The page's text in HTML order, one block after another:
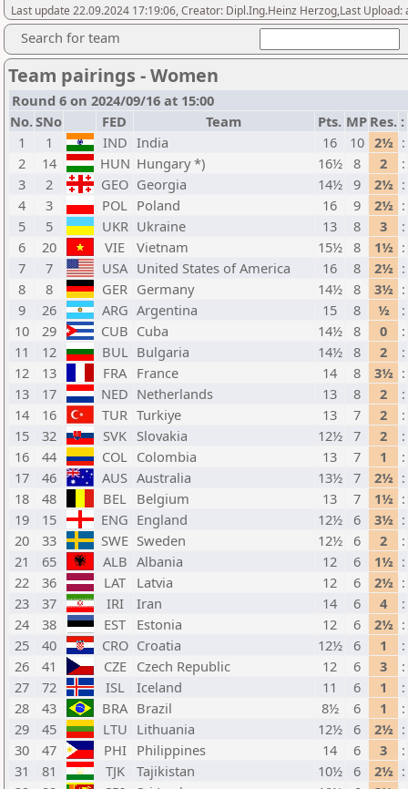
Last update 22.09.2024 17:19:06, Creator: Dipl.Ing.Heinz Herzog,Last Upload:
Search for team
Team pairings - Women
Round 6 on 2024/09/16 at 15:00
No.SNo FED Team Pts. MP Res. :
1
1 IND India 16 10 2½ :
2
14 HUN Hungary *) 16½ 8 2
:
3
2 GEO Georgia 14½ 9 2½ :
4
3 POL Poland 16 9 2½ :
5
5 UKR Ukraine 13 8 3
:
6
20 VIE Vietnam 15½ 8 1½ :
7
7 USA United States of America 16 8 2½ :
8
8 GER Germany 14½ 8 3½ :
9
26 ARG Argentina 15 8 ½
:
10
29 CUB Cuba 14½ 8 0
:
11
12 BUL Bulgaria 14½ 8 2
:
12
13 FRA France 14 8 3½ :
13
17 NED Netherlands 13 8 2
:
14
16 TUR Turkiye 13 7 2
:
15
32 SVK Slovakia 12½ 7 2
:
16
44 COL Colombia 13 7 1
:
17
46 AUS Australia 13½ 7 2½ :
18
48 BEL Belgium 13 7 1½ :
19
15 ENG England 12½ 6 3½ :
20
33 SWE Sweden 12½ 6 2
:
21
65 ALB Albania 12 6 1½ :
22
36 LAT Latvia 12 6 2½ :
23
37 IRI Iran 14 6 4
:
24
38 EST Estonia 12 6 2½ :
25
40 CRO Croatia 12½ 6 1
:
26
41 CZE Czech Republic 12 6 3
:
27
72 ISL Iceland 11 6 1
:
28
43 BRA Brazil 8½ 6 1
:
29
45 LTU Lithuania 12½ 6 2½ :
30
47 PHI Philippines 14 6 3
:
31
81 TJK Tajikistan 10½ 6 2½ :